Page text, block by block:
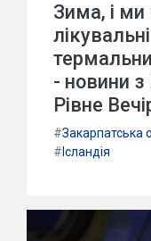
Зима, і
- новини з
Рівне
#Закарпатська
# Ісландія